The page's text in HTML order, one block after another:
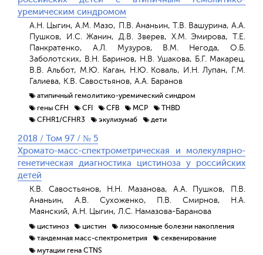
уремическим синдромом
А.Н. Цыгин, А.М. Мазо, П.В. Ананьин, Т.В. Вашурина, А.А.
Пушков, И.С. Жанин, Д.В. Зверев, Х.М. Эмирова, Т.Е.
Панкратенко, А.Л. Музуров, В.М. Негода, О.Б.
Заболотских, В.Н. Баринов, Н.В. Ушакова, Б.Г. Макарец,
В.В. Альбот, М.Ю. Каган, Н.Ю. Коваль, И.Н. Лупан, Г.М.
Галиева, К.В. Савостьянов, А.А. Баранов
атипичный гемолитико-уремический синдром
гены CFH
CFI CFB MCP
THBD
CFHR1/CFHR3
экулизумаб дети
2018 / Том 97 / № 5
Хромато-масс-спектрометрическая и молекулярно-
генетическая диагностика цистиноза у российских
детей
К.В. Савостьянов, Н.Н. Мазанова, А.А. Пушков, П.В.
Ананьин, А.В. Сухоженко, П.В. Смирнов, Н.А.
Маянский, А.Н. Цыгин, Л.С. Намазова-Баранова
цистиноз цистин
лизосомные болезни накопления
тандемная масс-спектрометрия
секвенирование
мутации гена CTNS